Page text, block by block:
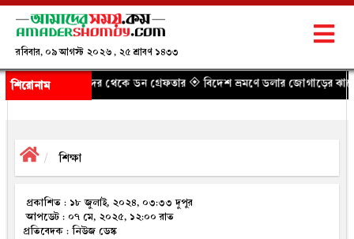
রবিবার, ০৯ আগস্ট ২০২৬ , ২৫ শ্রাবণ ১৪৩৩
শিরোনাম
থেকে ডন গ্রেফতার◈ বিদেশ ভ্রমণে ডলার জোগাড়ের ঝামেলা কমল, নতুন
শিক্ষা
প্রকাশিত : ১৮ জুলাই, ২০২৪, ০৩:৩৩ দুপুর
আপডেট : ০৭ মে, ২০২৫, ১২:০০ রাত
প্রতিবেদক : নিউজ ডেস্ক